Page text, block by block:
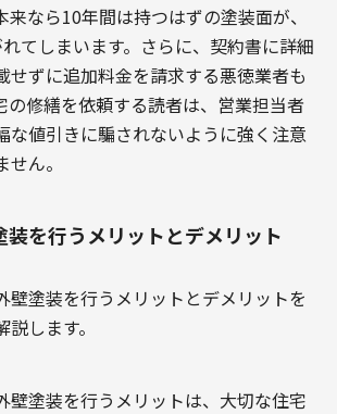
来なら10年間は持つはずの塗装面が、
てしまいます。さらに、契約書に詳細
せずに追加料金を請求する悪徳業者も
の修繕を依頼する読者は、営業担当者
な値引きに騙されないように強く注意
ん。
装を行うメリットとデメリット
壁塗装を行うメリットとデメリットを
します。
壁塗装を行うメリットは、大切な住宅